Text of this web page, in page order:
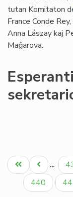
tutan Komitaton
France Conde
Anna Lászay kaj
Maĝarova.
Pagination
Unua
paĝo
Antaŭa
paĝo
…
Paĝo
440